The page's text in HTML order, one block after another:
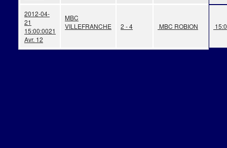
2012-04-
21
15:00:0021
Avr. 12
MBC
VILLEFRANCHE
2 - 4 MBC ROBION